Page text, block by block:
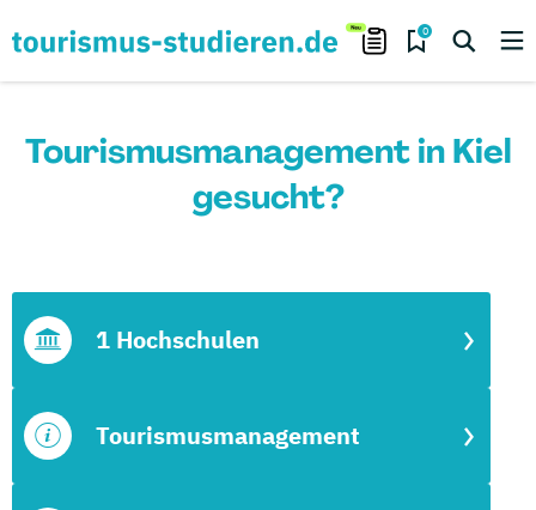
0
Tourismusmanagement in Kiel
gesucht?
Tourismusmanagement
1 Hochschulen